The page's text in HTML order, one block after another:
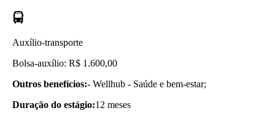
Auxílio-transporte
Bolsa-auxílio: R$ 1.600,00
Outros benefícios:- Wellhub - Saúde e bem-estar;
Duração do estágio:12 meses